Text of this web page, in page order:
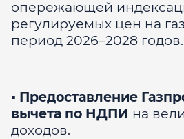
опережающей
регулируемых цен на
период 2026–2028 годов.
▪️ Предоставление
вычета по НДПИ на
доходов.